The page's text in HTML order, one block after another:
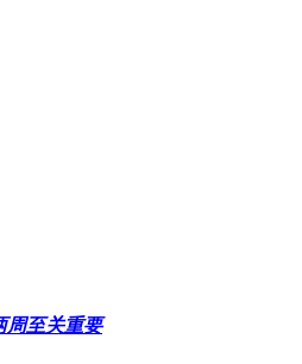
周至关重要